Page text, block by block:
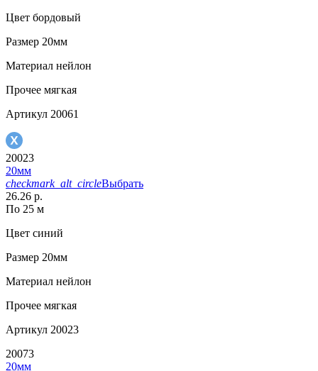
Цвет бордовый
Размер 20мм
Материал нейлон
Прочее мягкая
Артикул 20061
20023
20мм
checkmark_alt_circleВыбрать
26.26 р.
По 25 м
Цвет синий
Размер 20мм
Материал нейлон
Прочее мягкая
Артикул 20023
20073
20мм